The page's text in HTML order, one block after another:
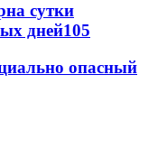
сутки
дней105
опасный